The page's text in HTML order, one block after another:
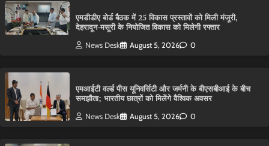
एमडीडीए बोर्ड बैठक में 25 विकास प्रस्तावों को मिली मंजूरी,
देहरादून-मसूरी के नियोजित विकास को मिलेगी रफ्तार
News Desk August 5, 2026 0
एमआईटी वर्ल्ड पीस यूनिवर्सिटी और जर्मनी के बीएसबीआई के बीच
समझौता; भारतीय छात्रों को मिलेंगे वैश्विक अवसर
News Desk August 5, 2026 0